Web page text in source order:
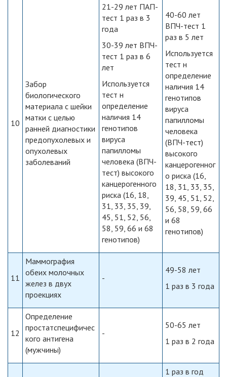
10
Забор
биологического
материала с шейки
матки с целью
ранней диагностики
предопухолевых и
опухолевых
заболеваний
21-29 лет ПАП-
тест 1 раз в 3
года
30-39 лет ВПЧ-
тест 1 раз в 6
лет
Используется
тест н
определение
наличия 14
генотипов
вируса
папилломы
человека (ВПЧ-
тест) высокого
канцерогенного
риска (16, 18,
31, 33, 35, 39,
45, 51, 52, 56,
58, 59, 66 и 68
генотипов)
40-60 лет
ВПЧ-тест 1
раз в 5 лет
Используется
тест н
определение
наличия 14
генотипов
вируса
папилломы
человека
(ВПЧ-тест)
высокого
канцерогенног
о риска (16,
18, 31, 33, 35,
39, 45, 51, 52,
56, 58, 59, 66
и 68
генотипов)
11
Маммография
обеих молочных
желез в двух
проекциях
-
49-58 лет
1 раз в 3 года
12
Определение
простатспецифичес
кого антигена
(мужчины)
-
50-65 лет
1 раз в 2 года
1 раз в год